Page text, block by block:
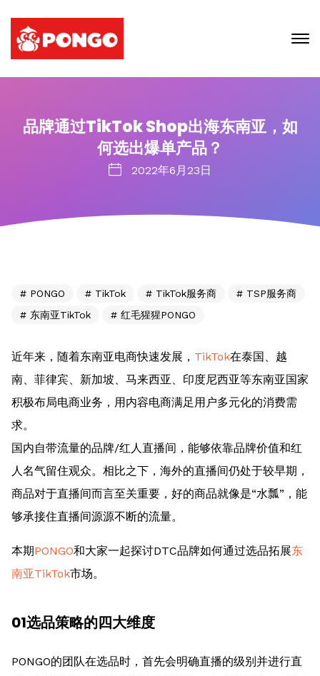
品牌通过TikTok Shop出海东南亚，如
何选出爆单产品？
2022年6月23日
PONGO TikTok TikTok服务商
TSP服务商
东南亚TikTok
红毛猩猩PONGO
近年来，随着东南亚电商快速发展， TikTok在泰国、越
南、菲律宾、新加坡、马来西亚、印度尼西亚等东南亚国家
积极布局电商业务，用内容电商满足用户多元化的消费需
求。
国内自带流量的品牌/红人直播间，能够依靠品牌价值和红
人名气留住观众。相比之下，海外的直播间仍处于较早期，
商品对于直播间而言至关重要，好的商品就像是“水瓢”，能
够承接住直播间源源不断的流量。
本期PONGO和大家一起探讨DTC品牌如何通过选品拓展东
南亚TikTok市场。
01选品策略的四大维度
PONGO的团队在选品时，首先会明确直播的级别并进行直